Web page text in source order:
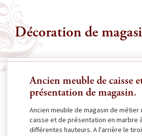
Décoration de
Ancien meuble de caisse
présentation de magasin.
Ancien meuble de magasin de métier
caisse et de présentation en marbre
différentes hauteurs. A l'arrière le